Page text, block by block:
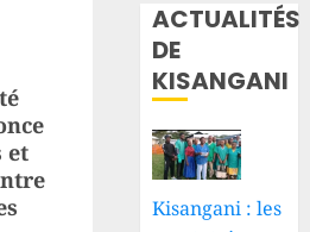
et
ACTUALITÉS
DE
KISANGANI
Kisangani : les